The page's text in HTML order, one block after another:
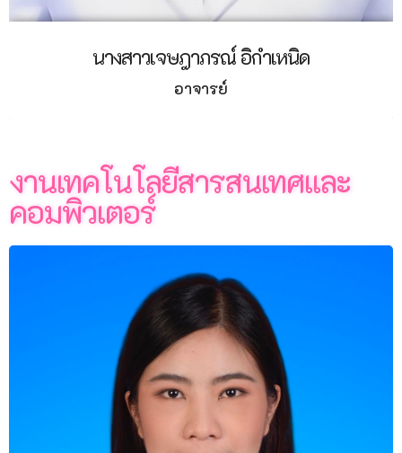
นางสาวเจษฎาภรณ์ อิกำเหนิด
อาจารย์
งานเทคโนโลยีสารสนเทศและ
คอมพิวเตอร์